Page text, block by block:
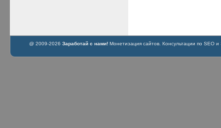
@ 2009-2026 Заработай с нами! Монетизация сайтов. Консультации по SEO